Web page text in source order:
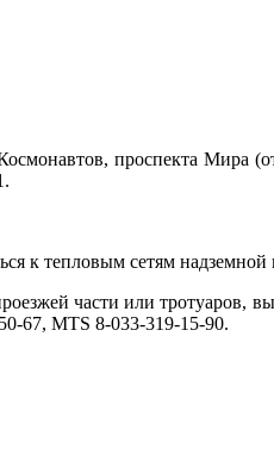
проспекта Мира
к тепловым сетям
части или тротуаров,
67, MTS 8-033-319-15-90.